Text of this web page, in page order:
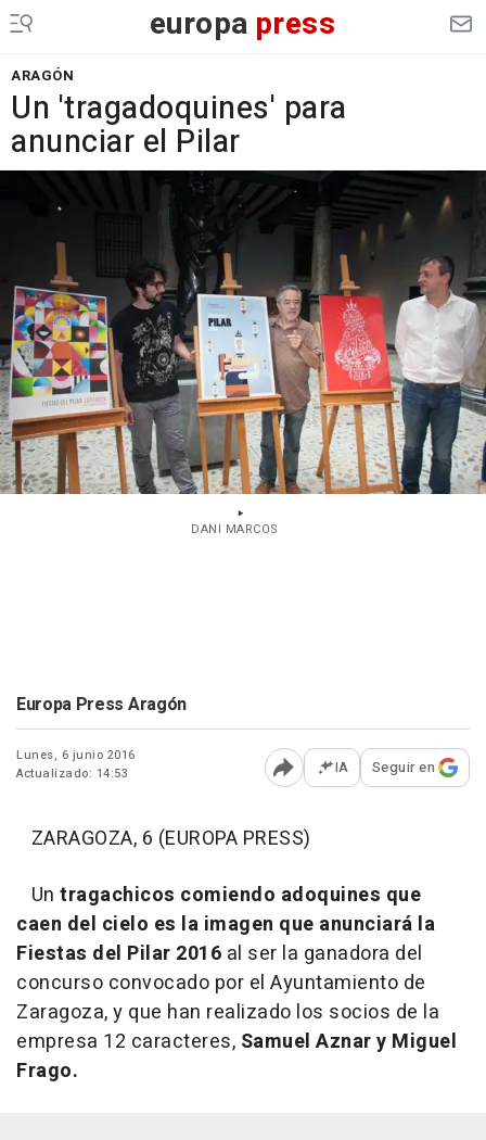
europa press
ARAGÓN
Un 'tragadoquines' para
anunciar el Pilar
DANI MARCOS
Europa Press Aragón
Lunes, 6 junio 2016
Actualizado: 14:53
Abrir opciones para
IA Seguir en
ZARAGOZA, 6 (EUROPA PRESS)
Un tragachicos comiendo adoquines que
caen del cielo es la imagen que anunciará la
Fiestas del Pilar 2016 al ser la ganadora del
concurso convocado por el Ayuntamiento de
Zaragoza, y que han realizado los socios de la
empresa 12 caracteres, Samuel Aznar y Miguel
Frago.